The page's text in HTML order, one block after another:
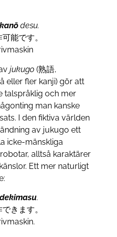
desu.
能です。
jukugo (熟語,
eller fler kanji) gör att
talspråklig och mer
man kanske
I den fiktiva världen
av jukugo ett
icke-mänskliga
alltså karaktärer
Ett mer naturligt
.
きます。